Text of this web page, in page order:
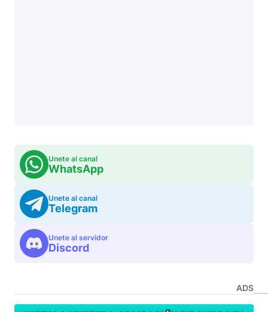
Unete al canal
WhatsApp
Unete al canal
Telegram
Unete al servidor
Discord
ADS